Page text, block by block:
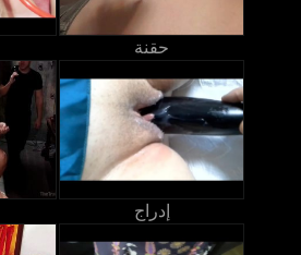
حقنة
إدراج